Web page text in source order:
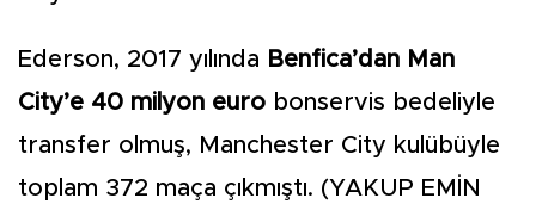
Ederson, 2017 yılında Benfica’dan Man
City’e 40 milyon euro bonservis bedeliyle
transfer olmuş, Manchester City kulübüyle
toplam 372 maça çıkmıştı. (YAKUP EMİN